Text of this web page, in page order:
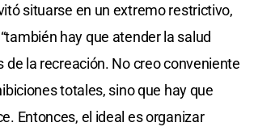
situarse en un extremo restrictivo,
hay que atender la salud
de la recreación. No creo conveniente
totales, sino que hay que
Entonces, el ideal es organizar